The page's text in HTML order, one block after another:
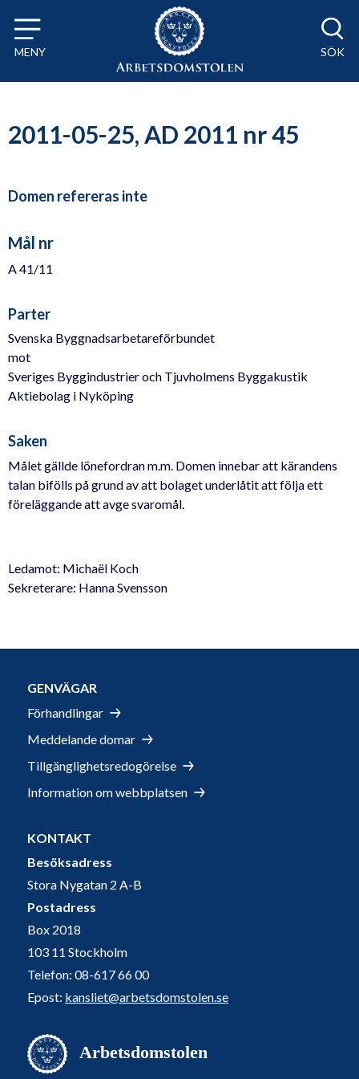
Till innehåll på sidan x
MENY SÖK
2011-05-25, AD 2011 nr 45
Domen refereras inte
Mål nr
A 41/11
Parter
Svenska Byggnadsarbetareförbundet
mot
Sveriges Byggindustrier och Tjuvholmens Byggakustik
Aktiebolag i Nyköping
Saken
Målet gällde lönefordran m.m. Domen innebar att kärandens
talan bifölls på grund av att bolaget underlåtit att följa ett
föreläggande att avge svaromål.
Ledamot: Michaël Koch
Sekreterare: Hanna Svensson
GENVÄGAR
Förhandlingar
Meddelande domar
Tillgänglighetsredogörelse
Information om webbplatsen
KONTAKT
Besöksadress
Stora Nygatan 2 A-B
Postadress
Box 2018
103 11 Stockholm
Telefon: 08-617 66 00
Epost: kansliet@arbetsdomstolen.se